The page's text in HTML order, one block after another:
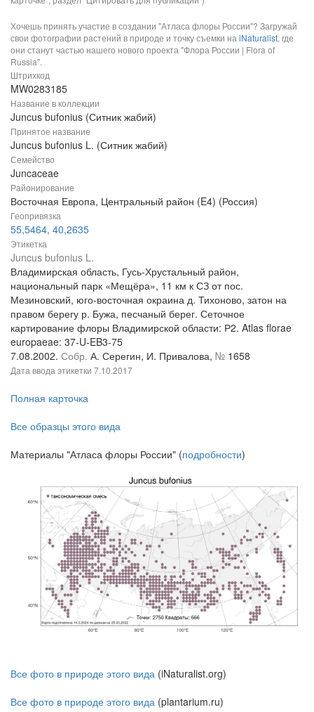
Хочешь принять участие в создании "Атласа флоры России"? Загружай
свои фотографии растений в природе и точку съемки наiNaturalist, где
они станут частью нашего нового проекта "Флора России | Flora of
Russia".
Штрихкод
MW0283185
Название в коллекции
Juncus bufonius (Ситник жабий)
Принятое название
Juncus bufonius L. (Ситник жабий)
Семейство
Juncaceae
Районирование
Восточная Европа, Центральный район (E4) (Россия)
Геопривязка
55,5464, 40,2635
Этикетка
Juncus bufonius L.
Владимирская область, Гусь-Хрустальный район,
национальный парк «Мещёра», 11 км к СЗ от пос.
Мезиновский, юго-восточная окраина д. Тихоново, затон на
правом берегу р. Бужа, песчаный берег. Сеточное
картирование флоры Владимирской области: Р2. Atlas florae
europaeae: 37-U-EB3-75
7.08.2002. Собр. А. Серегин, И. Привалова, № 1658
Дата ввода этикетки 7.10.2017
Полная карточка
Все образцы этого вида
Материалы "Атласа флоры России" (подробности)
Все фото в природе этого вида (iNaturalist.org)
Все фото в природе этого вида (plantarium.ru)